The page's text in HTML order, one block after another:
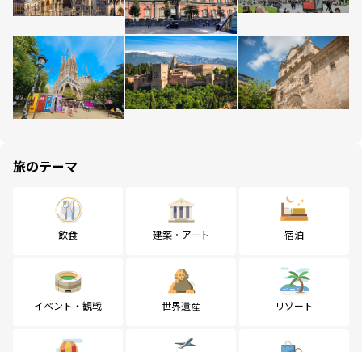
旅のテーマ
飲食 建築・アート 宿泊
イベント・観戦 世界遺産 リゾート